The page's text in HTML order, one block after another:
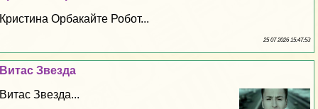
Кристина Орбакайте Робот...
25 07 2026 15:47:53
Витас Звезда
Витас Звезда...